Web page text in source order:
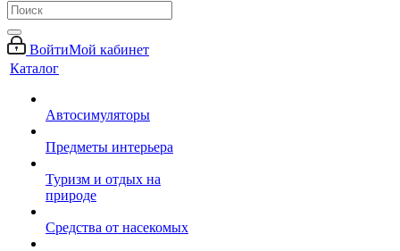
ВойтиМой кабинет
Каталог
Автосимуляторы
Предметы интерьера
Туризм и отдых на
природе
Средства от насекомых